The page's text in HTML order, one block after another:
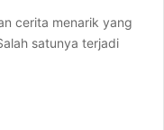
cerita menarik yang
satunya terjadi